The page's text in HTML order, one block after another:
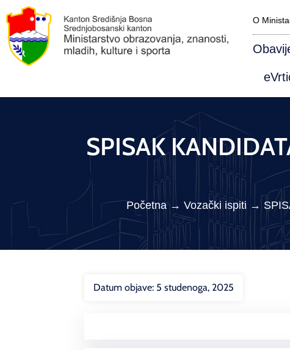
O
SPISAK
Početna→ Vozački ispiti →
Datum objave: 5 studenoga, 2025